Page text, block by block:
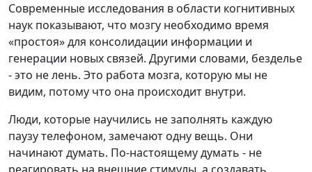
Современные исследования в области когнитивных
наук показывают, что мозгу необходимо время
«простоя» для консолидации информации и
генерации новых связей. Другими словами, безделье
- это не лень. Это работа мозга, которую мы не
видим, потому что она происходит внутри.
Люди, которые научились не заполнять каждую
паузу телефоном, замечают одну вещь. Они
начинают думать. По-настоящему думать - не